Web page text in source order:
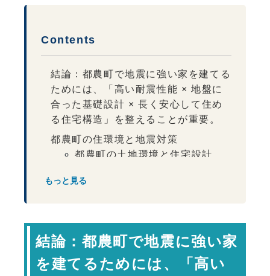
Contents
結論：都農町で地震に強い家を建てる
ためには、「高い耐震性能 × 地盤に
合った基礎設計 × 長く安心して住め
る住宅構造」を整えることが重要。
都農町の住環境と地震対策
都農町の土地環境と住宅設計
耐震性能とは何か
快適性と耐震性を両立する住宅設計
地震に強い住宅の設計要素
都農町で安心して暮らすための家づく
もっと見る
結論：都農町で地震に強い家
を建てるためには、「高い